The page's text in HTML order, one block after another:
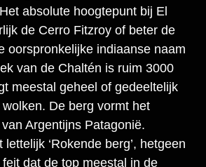
absolute hoogtepunt bij El
de Cerro Fitzroy of beter de
oorspronkelijke indiaanse naam
van de Chaltén is ruim 3000
meestal geheel of gedeeltelijk
De berg vormt het
Argentijns Patagonië.
‘Rokende berg’, hetgeen
dat de top meestal in de